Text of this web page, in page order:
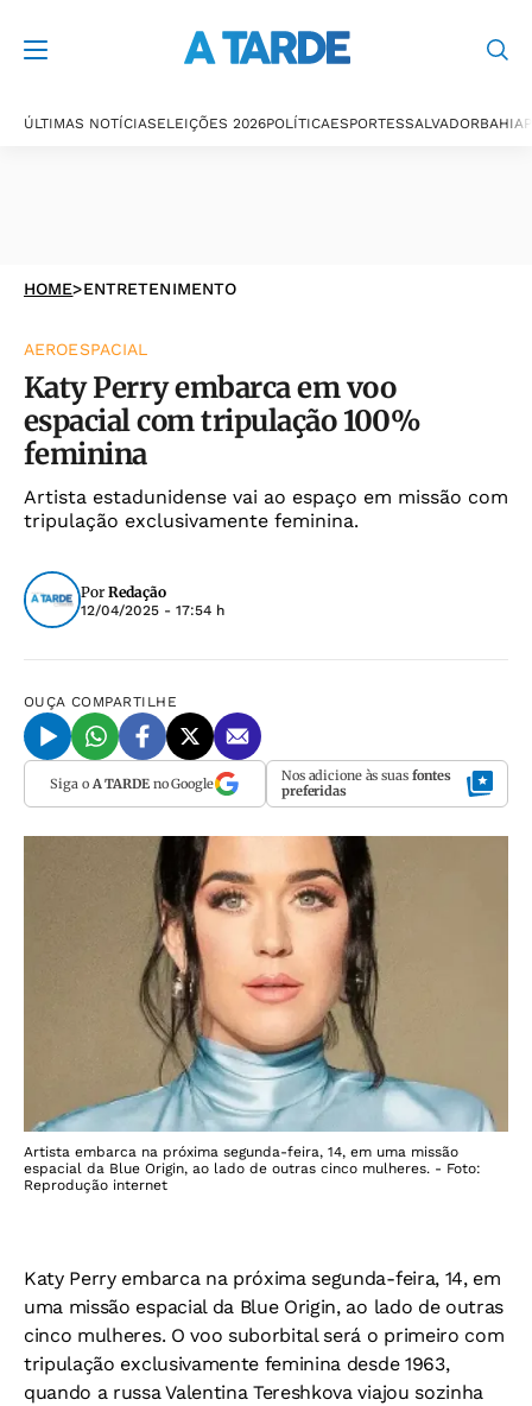
ÚLTIMAS NOTÍCIASELEIÇÕES 2026POLÍTICAESPORTESSALVADORBAHIA
HOME>ENTRETENIMENTO
AEROESPACIAL
Katy Perry embarca em voo
espacial com tripulação 100%
feminina
Artista estadunidense vai ao espaço em missão com
tripulação exclusivamente feminina.
Por Redação
12/04/2025 - 17:54 h
OUÇA COMPARTILHE
Siga o A TARDEno Google Nos adicione às suas fontes
preferidas
Artista embarca na próxima segunda-feira, 14, em uma missão
espacial da Blue Origin, ao lado de outras cinco mulheres. - Foto:
Reprodução internet
Katy Perry embarca na próxima segunda-feira, 14, em
uma missão espacial da Blue Origin, ao lado de outras
cinco mulheres. O voo suborbital será o primeiro com
tripulação exclusivamente feminina desde 1963,
quando a russa Valentina Tereshkova viajou sozinha